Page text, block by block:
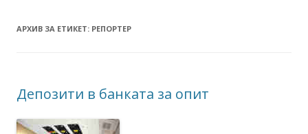
АРХИВ ЗА ЕТИКЕТ: РЕПОРТЕР
Депозити в банката за опит